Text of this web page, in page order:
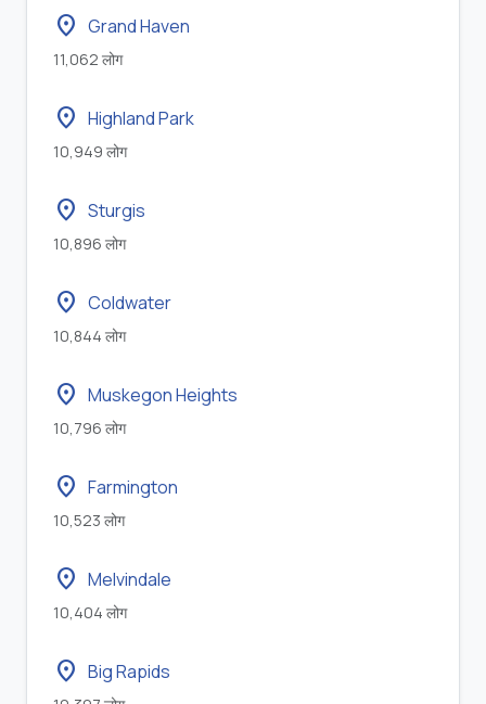
location_on Grand Haven
11,062 लोग
location_on Highland Park
10,949 लोग
location_on Sturgis
10,896 लोग
location_on Coldwater
10,844 लोग
location_on Muskegon Heights
10,796 लोग
location_on Farmington
10,523 लोग
location_on Melvindale
10,404 लोग
location_on Big Rapids